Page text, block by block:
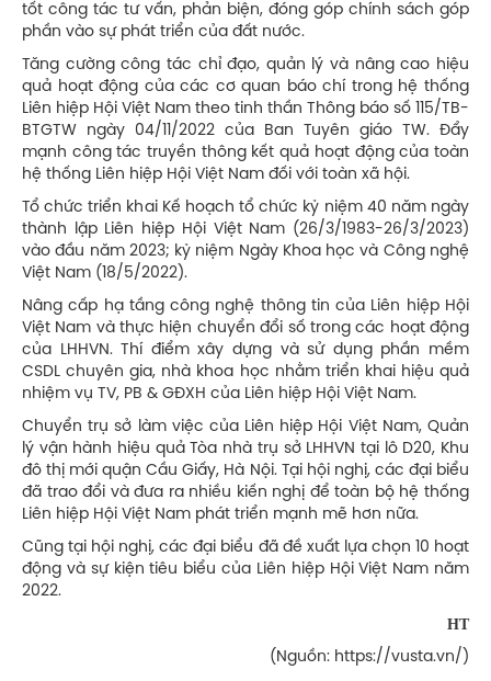
tốt công tác tư vấn, phản biện, đóng góp chính sách góp
phần vào sự phát triển của đất nước.
Tăng cường công tác chỉ đạo, quản lý và nâng cao hiệu
quả hoạt động của các cơ quan báo chí trong hệ thống
Liên hiệp Hội Việt Nam theo tinh thần Thông báo số 115/TB-
BTGTW ngày 04/11/2022 của Ban Tuyên giáo TW. Đẩy
mạnh công tác truyền thông kết quả hoạt động của toàn
hệ thống Liên hiệp Hội Việt Nam đối với toàn xã hội.
Tổ chức triển khai Kế hoạch tổ chức kỷ niệm 40 năm ngày
thành lập Liên hiệp Hội Việt Nam (26/3/1983-26/3/2023)
vào đầu năm 2023; kỷ niệm Ngày Khoa học và Công nghệ
Việt Nam (18/5/2022).
Nâng cấp hạ tầng công nghệ thông tin của Liên hiệp Hội
Việt Nam và thực hiện chuyển đổi số trong các hoạt động
của LHHVN. Thí điểm xây dựng và sử dụng phần mềm
CSDL chuyên gia, nhà khoa học nhằm triển khai hiệu quả
nhiệm vụ TV, PB & GĐXH của Liên hiệp Hội Việt Nam.
Chuyển trụ sở làm việc của Liên hiệp Hội Việt Nam, Quản
lý vận hành hiệu quả Tòa nhà trụ sở LHHVN tại lô D20, Khu
đô thị mới quận Cầu Giấy, Hà Nội. Tại hội nghị, các đại biểu
đã trao đổi và đưa ra nhiều kiến nghị để toàn bộ hệ thống
Liên hiệp Hội Việt Nam phát triển mạnh mẽ hơn nữa.
Cũng tại hội nghị, các đại biểu đã đề xuất lựa chọn 10 hoạt
động và sự kiện tiêu biểu của Liên hiệp Hội Việt Nam năm
2022.
HT
(Nguồn: https://vusta.vn/)